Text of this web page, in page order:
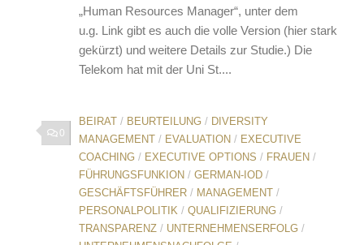
„Human Resources Manager“, unter dem
u.g. Link gibt es auch die volle Version (hier stark
gekürzt) und weitere Details zur Studie.) Die
Telekom hat mit der Uni St....
0
BEIRAT / BEURTEILUNG / DIVERSITY
MANAGEMENT / EVALUATION / EXECUTIVE
COACHING / EXECUTIVE OPTIONS / FRAUEN /
FÜHRUNGSFUNKION / GERMAN-IOD /
GESCHÄFTSFÜHRER / MANAGEMENT /
PERSONALPOLITIK / QUALIFIZIERUNG /
TRANSPARENZ / UNTERNEHMENSERFOLG /